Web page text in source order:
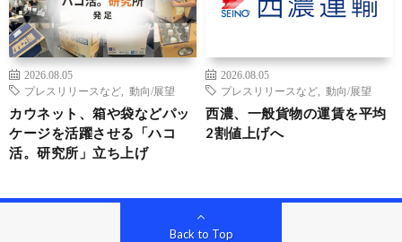
2026.08.05
プレスリリースなど
動向/展望
カウネット、箱や袋などパッ
ケージを活躍させる「ハコ
活。研究所」立ち上げ
2026.08.05
プレスリリースなど
動向/展望
西濃、一般貨物の運賃を平均
2割値上げへ
Back to Top